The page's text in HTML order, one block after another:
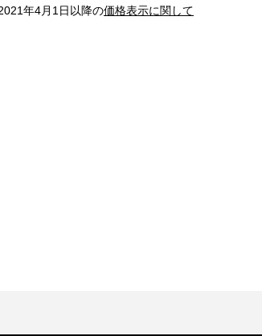
年4月1日以降の価格表示に関して